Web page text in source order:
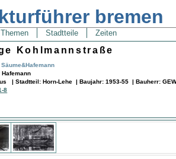
bremen
Themen Stadtteile Zeiten
Kohlmannstraße
Hafemann
| Stadtteil: Horn-Lehe | Baujahr: 1953-55 | Bauherr:
8